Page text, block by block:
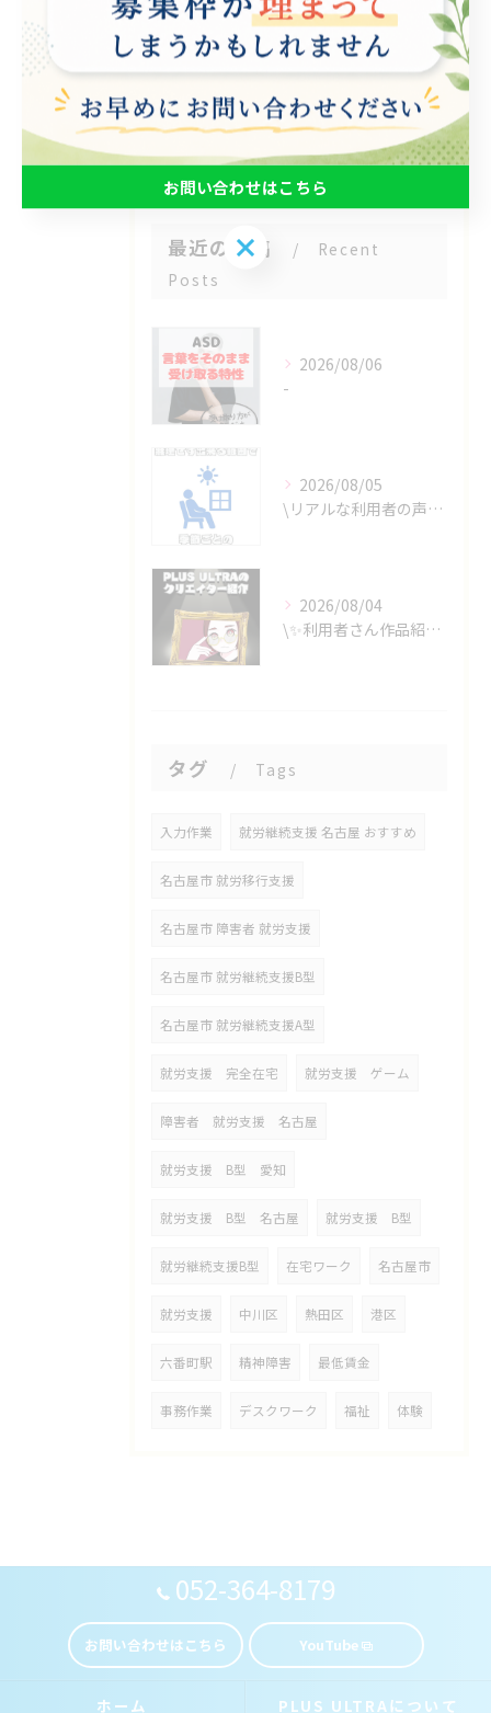
ゲーム制作
eスポーツ
お知らせ
その他
最近の投稿
Recent
Posts
2026/08/06
-
2026/08/05
\リアルな利用者の声📣/
2026/08/04
\✨利用者さん作品紹介✨/
タグ Tags
入力作業 就労継続支援 名古屋 おすすめ
名古屋市 就労移行支援
名古屋市 障害者 就労支援
名古屋市 就労継続支援B型
名古屋市 就労継続支援A型
就労支援 完全在宅 就労支援 ゲーム
障害者 就労支援 名古屋
就労支援 B型 愛知
就労支援 B型 名古屋 就労支援 B型
就労継続支援B型 在宅ワーク 名古屋市
就労支援 中川区 熱田区 港区
六番町駅 精神障害 最低賃金
事務作業 デスクワーク 福祉 体験
052-364-8179
お問い合わせはこちら YouTube
ホーム PLUS ULTRAについて
お問い合わせはこちら
お問い合わせはこちら